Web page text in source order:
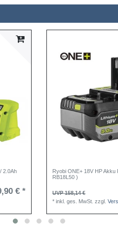
2.0Ah
€ *
Ryobi ONE+ 18V HP Akku
RB18L50 )
UVP 158,14 €
*inkl. ges. MwSt. zzgl.